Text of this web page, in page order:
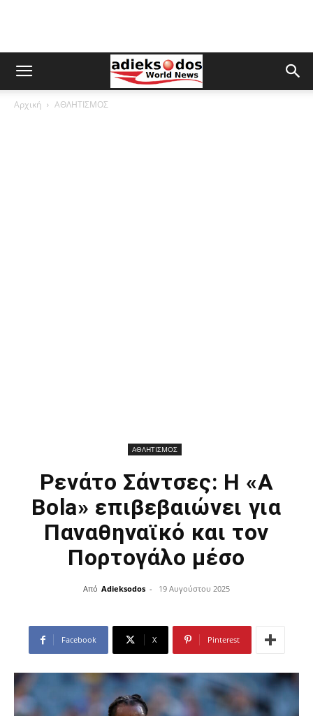
Αρχική ΑΘΛΗΤΙΣΜΟΣ
ΑΘΛΗΤΙΣΜΟΣ
Ρενάτο Σάντσες: Η «A
Bola» επιβεβαιώνει για
Παναθηναϊκό και τον
Πορτογάλο μέσο
Από Adieksodos - 19 Αυγούστου 2025
Facebook X Pinterest